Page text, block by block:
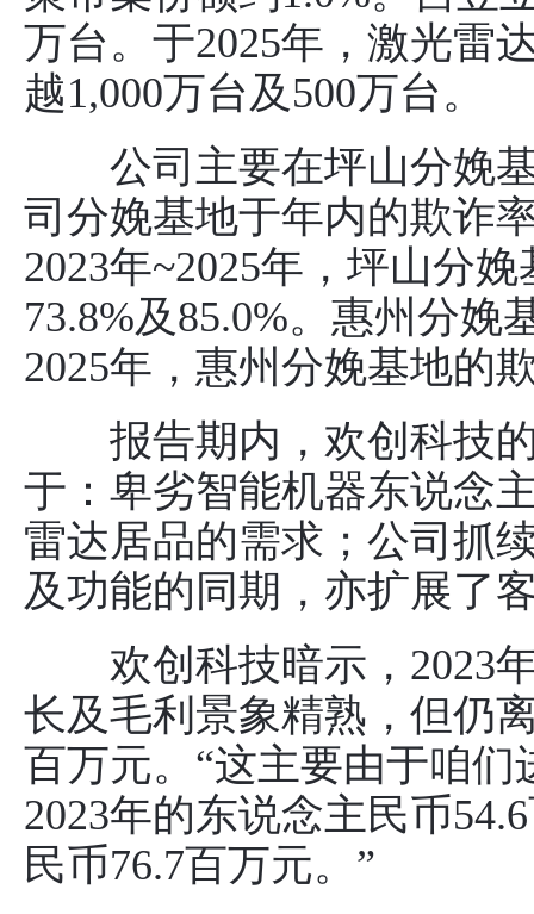
万台。于2025年，激光雷
越1,000万台及500万台。
公司主要在坪山分娩基
司分娩基地于年内的欺诈
2023年~2025年，坪山分
73.8%及85.0%。惠州分娩
2025年，惠州分娩基地的
报告期内，欢创科技的
于：卑劣智能机器东说念
雷达居品的需求；公司抓
及功能的同期，亦扩展了
欢创科技暗示，2023年
长及毛利景象精熟，但仍
百万元。“这主要由于咱
2023年的东说念主民币
民币76.7百万元。”